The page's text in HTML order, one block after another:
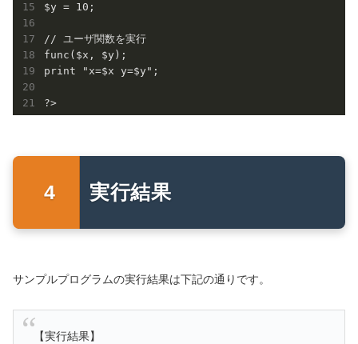
$y = 10;
// ユーザ関数を実行
func($x, $y);
print "x=$x y=$y";
実行結果
サンプルプログラムの実行結果は下記の通りです。
【実行結果】